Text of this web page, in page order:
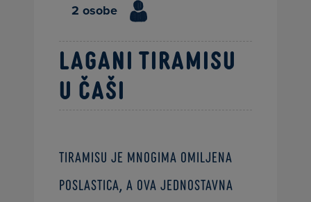
2 osobe
Lagani tiramisu
u čaši
Tiramisu je mnogima omiljena
poslastica, a ova jednostavna